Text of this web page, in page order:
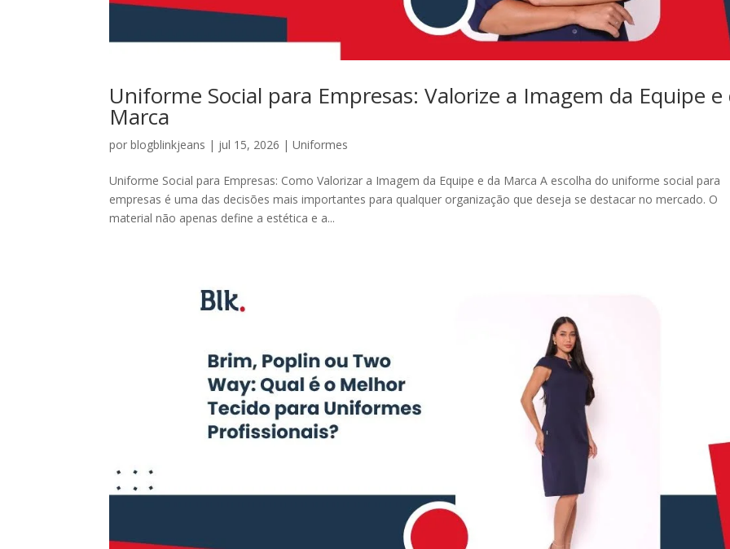
Uniforme Social para Empresas: Valorize a Imagem da Equipe e
Marca
porblogblinkjeans | jul 15, 2026 |Uniformes
Uniforme Social para Empresas: Como Valorizar a Imagem da Equipe e da Marca A escolha do uniforme social para
empresas é uma das decisões mais importantes para qualquer organização que deseja se destacar no mercado. O
material não apenas define a estética e a...